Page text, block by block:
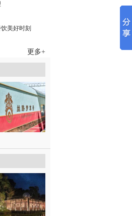
美好时刻
更多+